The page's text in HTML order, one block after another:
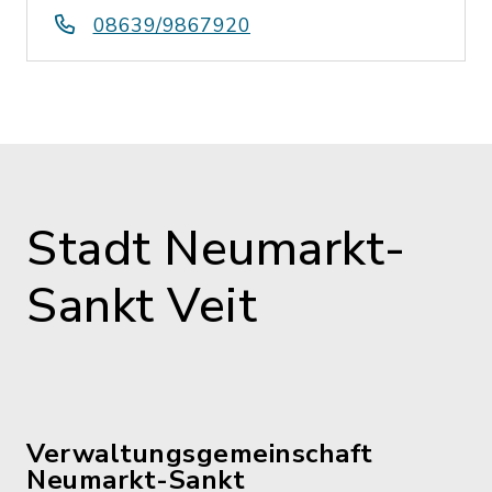
08639/9867920
Stadt Neumarkt-
Sankt Veit
Verwaltungsgemeinschaft
Neumarkt-Sankt